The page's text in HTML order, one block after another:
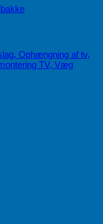
Ophængning af tv,
TV, Væg